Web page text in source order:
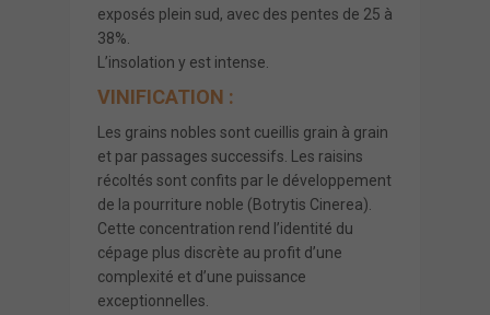
exposés plein sud, avec des pentes de 25 à
38%.
L’insolation y est intense.
VINIFICATION :
Les grains nobles sont cueillis grain à grain
et par passages successifs. Les raisins
récoltés sont confits par le développement
de la pourriture noble (Botrytis Cinerea).
Cette concentration rend l’identité du
cépage plus discrète au profit d’une
complexité et d’une puissance
exceptionnelles.